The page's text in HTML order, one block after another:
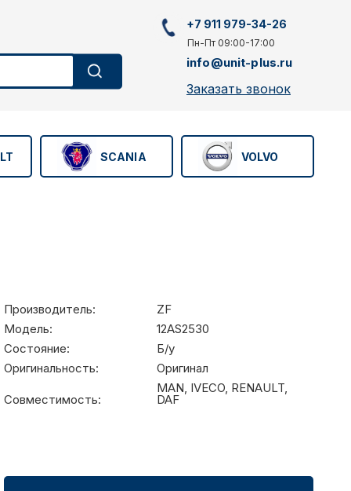
+7 911 979-34-26
Пн-Пт 09:00-17:00
info@unit-plus.ru
Заказать звонок
SCANIA VOLVO
Производитель:
ZF
Модель:
12AS2530
Состояние:
Б/у
Оригинальность:
Оригинал
Совместимость:
MAN, IVECO, RENAULT,
DAF